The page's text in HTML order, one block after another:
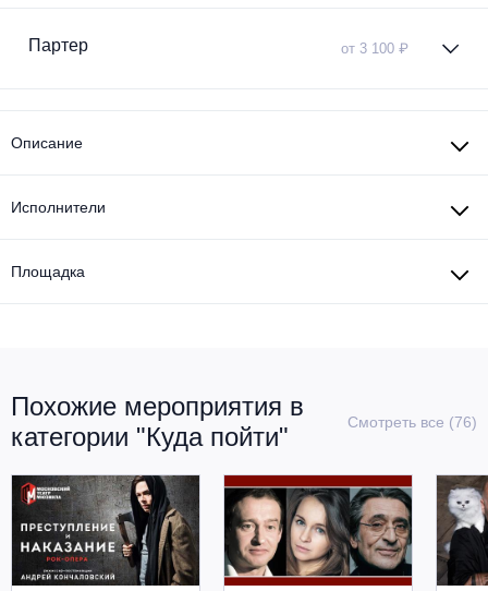
Партер от 3 100 ₽
Описание
Исполнители
Площадка
Похожие мероприятия в
категории "Куда пойти"
Смотреть все (76)